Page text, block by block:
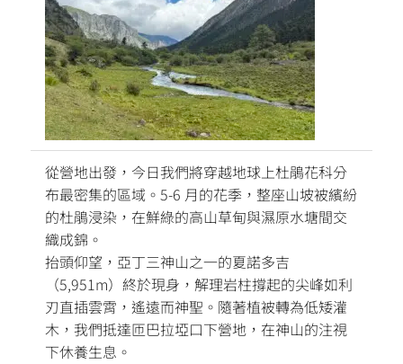
從營地出發，今日我們將穿越地球上杜鵑花科分
布最密集的區域。5-6 月的花季，整座山坡被繽紛
的杜鵑浸染，在鮮綠的高山草甸與濕原水塘間交
織成錦。
抬頭仰望，亞丁三神山之一的夏諾多吉
（5,951m）終於現身，解理岩柱撐起的尖峰如利
刃直插雲霄，遙遠而神聖。隨著植被轉為低矮灌
木，我們抵達匝巴拉埡口下營地，在神山的注視
下休養生息。